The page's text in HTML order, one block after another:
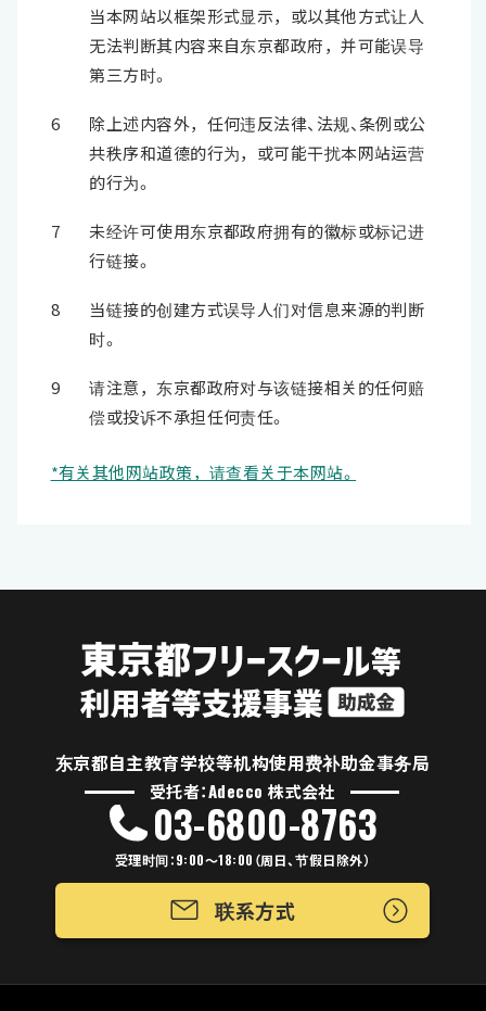
当本网站以框架形式显示，或以其他方式让人
无法判断其内容来自东京都政府，并可能误导
第三方时。
6
除上述内容外，任何违反法律、法规、条例或公
共秩序和道德的行为，或可能干扰本网站运营
的行为。
7
未经许可使用东京都政府拥有的徽标或标记进
行链接。
8
当链接的创建方式误导人们对信息来源的判断
时。
9
请注意，东京都政府对与该链接相关的任何赔
偿或投诉不承担任何责任。
*有关其他网站政策，请查看关于本网站。
东京都自主教育学校等机构使用费补助金事务局
受托者：Adecco 株式会社
03-6800-8763
受理时间：9:00～18:00（周日、节假日除外）
联系方式